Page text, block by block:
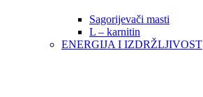
Sagorijevači masti
L – karnitin
ENERGIJA I IZDRŽLJIVOST